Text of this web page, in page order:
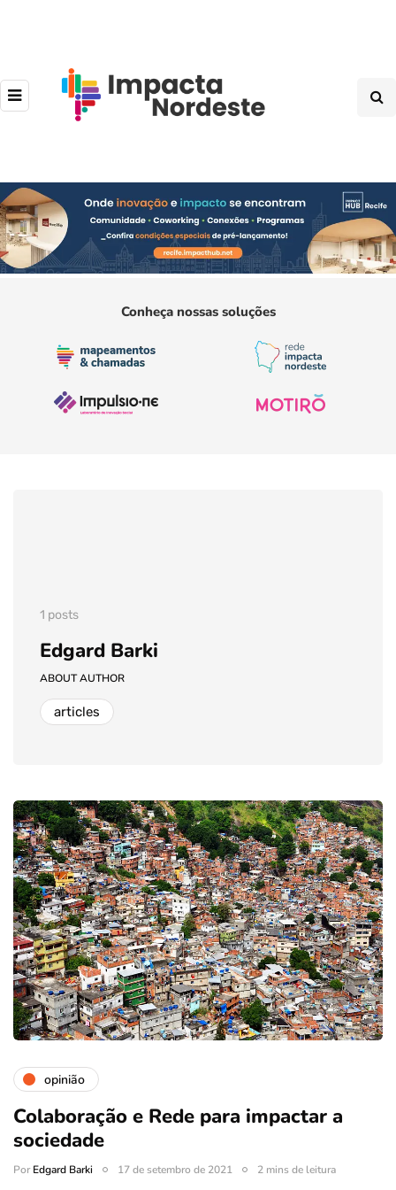
Conheça nossas soluções
1 posts
Edgard Barki
ABOUT AUTHOR
articles
opinião
Colaboração e Rede para impactar a
sociedade
PorEdgard Barki 17 de setembro de 2021 2 mins de leitura